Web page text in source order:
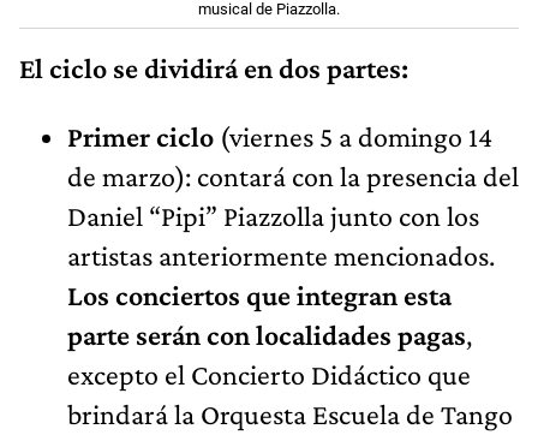
musical de Piazzolla.
El ciclo se dividirá en dos partes:
Primer ciclo (viernes 5 a domingo 14
de marzo): contará con la presencia del
Daniel “Pipi” Piazzolla junto con los
artistas anteriormente mencionados.
Los conciertos que integran esta
parte serán con localidades pagas,
excepto el Concierto Didáctico que
brindará la Orquesta Escuela de Tango